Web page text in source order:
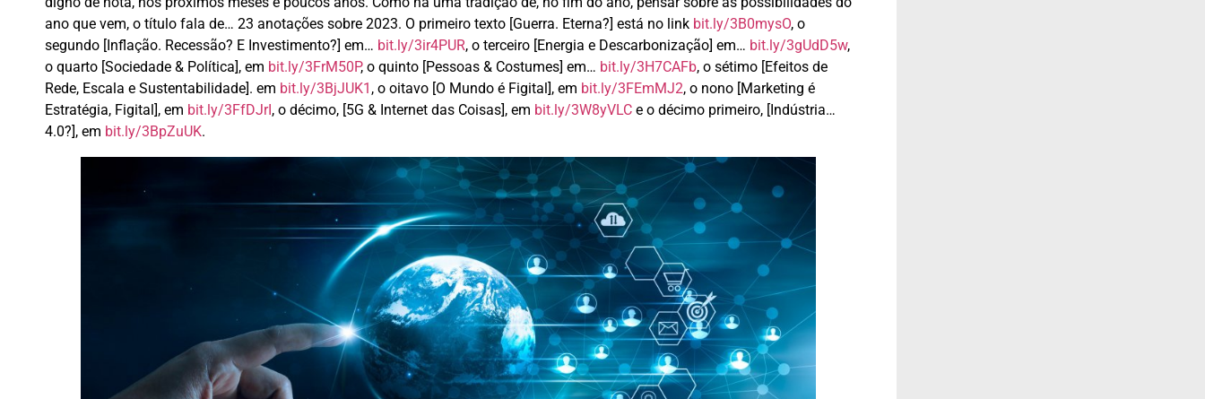
ano que vem, o título fala de… 23 anotações sobre 2023. O primeiro texto [Guerra. Eterna?] está no link bit.ly/3B0mysO, o
segundo [Inflação. Recessão? E Investimento?] em… bit.ly/3ir4PUR, o terceiro [Energia e Descarbonização] em… bit.ly/3gUdD5w,
o quarto [Sociedade & Política], em bit.ly/3FrM50P, o quinto [Pessoas & Costumes] em… bit.ly/3H7CAFb, o sétimo [Efeitos de
Rede, Escala e Sustentabilidade]. em bit.ly/3BjJUK1 , o oitavo [O Mundo é Figital], em bit.ly/3FEmMJ2, o nono [Marketing é
Estratégia, Figital], em bit.ly/3FfDJrI, o décimo, [5G & Internet das Coisas], em bit.ly/3W8yVLC e o décimo primeiro, [Indústria…
4.0?], em bit.ly/3BpZuUK.